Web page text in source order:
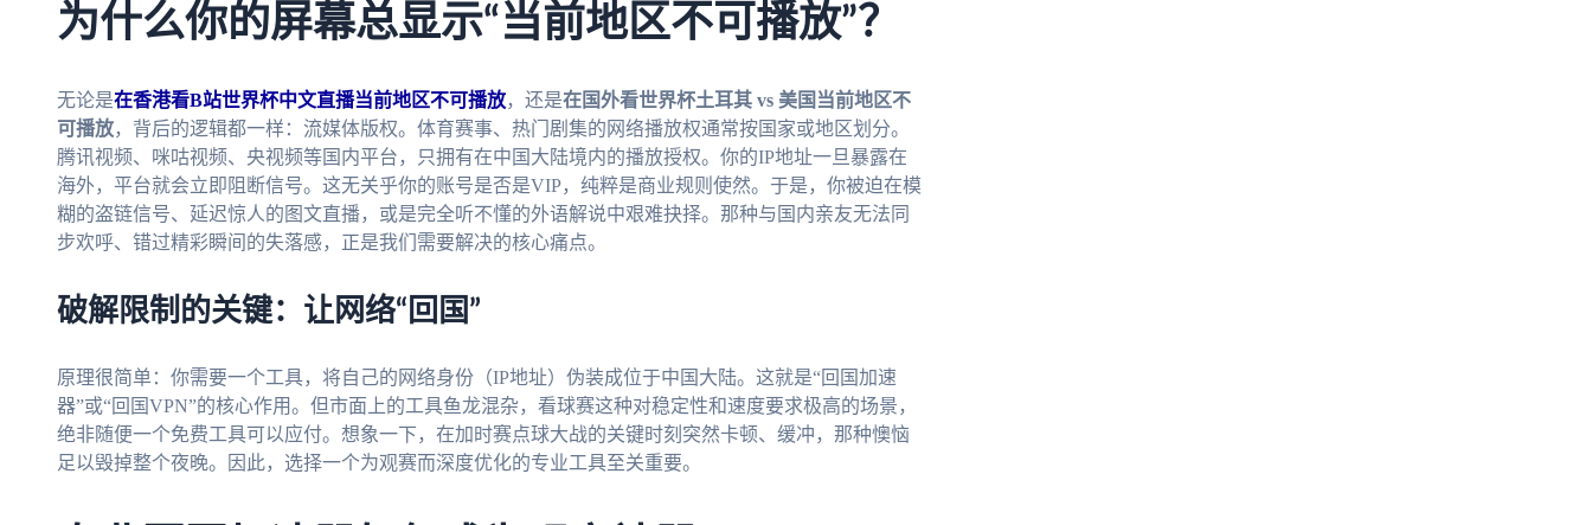
为什么你的屏幕总显示“当前地区不可播放”？
无论是在香港看B站世界杯中文直播当前地区不可播放，还是在国外看世界杯土耳其 vs 美国当前地区不
可播放，背后的逻辑都一样：流媒体版权。体育赛事、热门剧集的网络播放权通常按国家或地区划分。
腾讯视频、咪咕视频、央视频等国内平台，只拥有在中国大陆境内的播放授权。你的IP地址一旦暴露在
海外，平台就会立即阻断信号。这无关乎你的账号是否是VIP，纯粹是商业规则使然。于是，你被迫在模
糊的盗链信号、延迟惊人的图文直播，或是完全听不懂的外语解说中艰难抉择。那种与国内亲友无法同
步欢呼、错过精彩瞬间的失落感，正是我们需要解决的核心痛点。
破解限制的关键：让网络“回国”
原理很简单：你需要一个工具，将自己的网络身份（IP地址）伪装成位于中国大陆。这就是“回国加速
器”或“回国VPN”的核心作用。但市面上的工具鱼龙混杂，看球赛这种对稳定性和速度要求极高的场景，
绝非随便一个免费工具可以应付。想象一下，在加时赛点球大战的关键时刻突然卡顿、缓冲，那种懊恼
足以毁掉整个夜晚。因此，选择一个为观赛而深度优化的专业工具至关重要。